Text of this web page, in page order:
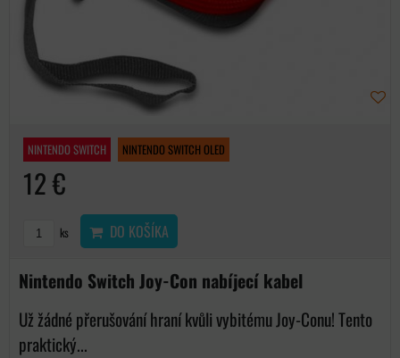
NINTENDO SWITCH NINTENDO SWITCH OLED
12 €
ks DO KOŠÍKA
Nintendo Switch Joy-Con nabíjecí kabel
Už žádné přerušování hraní kvůli vybitému Joy-Conu! Tento
praktický...